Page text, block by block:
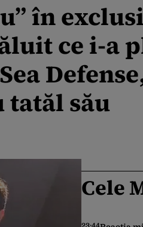
în
ce i-a
tatăl său
Cele